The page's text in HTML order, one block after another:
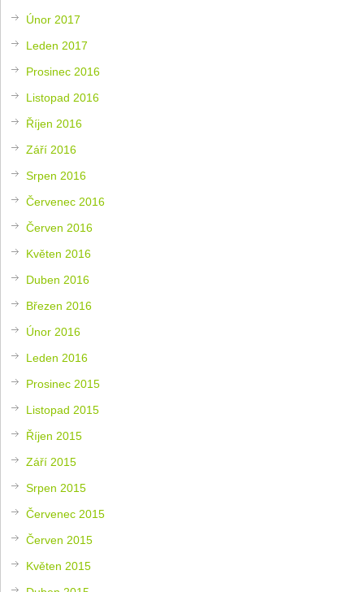
Únor 2017
Leden 2017
Prosinec 2016
Listopad 2016
Říjen 2016
Září 2016
Srpen 2016
Červenec 2016
Červen 2016
Květen 2016
Duben 2016
Březen 2016
Únor 2016
Leden 2016
Prosinec 2015
Listopad 2015
Říjen 2015
Září 2015
Srpen 2015
Červenec 2015
Červen 2015
Květen 2015